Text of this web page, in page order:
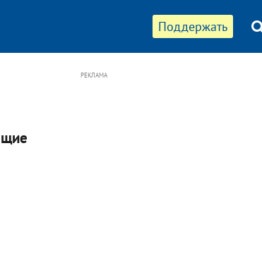
Поддержать
РЕКЛАМА